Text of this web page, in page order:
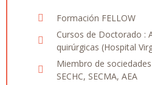
Formación FELLOW
Cursos de Doctorado :
quirúrgicas (Hospital
Miembro de
SECHC, SECMA, AEA